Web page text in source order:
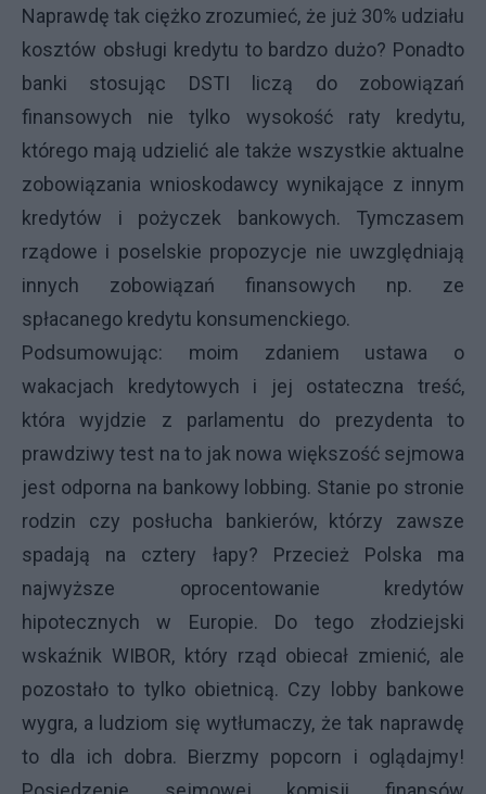
Naprawdę tak ciężko zrozumieć, że już 30% udziału
kosztów obsługi kredytu to bardzo dużo? Ponadto
banki stosując DSTI liczą do zobowiązań
finansowych nie tylko wysokość raty kredytu,
którego mają udzielić ale także wszystkie aktualne
zobowiązania wnioskodawcy wynikające z innym
kredytów i pożyczek bankowych. Tymczasem
rządowe i poselskie propozycje nie uwzględniają
innych zobowiązań finansowych np. ze
spłacanego kredytu konsumenckiego.
Podsumowując: moim zdaniem ustawa o
wakacjach kredytowych i jej ostateczna treść,
która wyjdzie z parlamentu do prezydenta to
prawdziwy test na to jak nowa większość sejmowa
jest odporna na bankowy lobbing. Stanie po stronie
rodzin czy posłucha bankierów, którzy zawsze
spadają na cztery łapy? Przecież Polska ma
najwyższe oprocentowanie kredytów
hipotecznych w Europie. Do tego złodziejski
wskaźnik WIBOR, który rząd obiecał zmienić, ale
pozostało to tylko obietnicą. Czy lobby bankowe
wygra, a ludziom się wytłumaczy, że tak naprawdę
to dla ich dobra. Bierzmy popcorn i oglądajmy!